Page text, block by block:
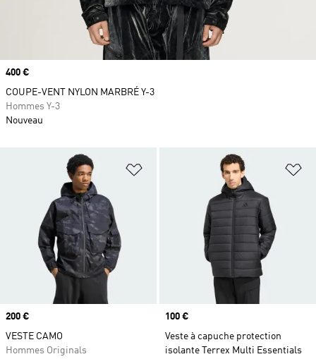
Ajouter à la Liste de produits
Prix
200 €
VESTE CAMO
Hommes Originals
Prix
100 €
Veste à capuche protection
isolante Terrex Multi Essentials
Prix
400 €
COUPE-VENT NYLON MARBRÉ Y-3
Hommes Y-3
Nouveau